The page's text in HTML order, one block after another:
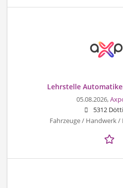
Lehrstelle
05.08.2026,
5312
Fahrzeuge / Handwerk /